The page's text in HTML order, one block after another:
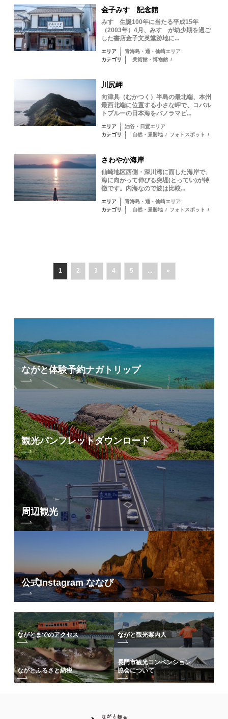
金子みすゞ記念館
みすゞ生誕100年に当たる平成15年
（2003年）4月、みすゞが幼少期を過ご
した書店金子文英堂跡地に...
エリア
青海島・通・仙崎エリア
カテゴリ
美術館・博物館 /
川尻岬
向津具（むかつく）半島の最北端、本州
最西北端に位置する小さな岬で、コバル
トブルーの日本海をパノラマビ...
エリア
油谷・日置エリア
カテゴリ
自然・景勝地 / フォトスポット /
さわやか海岸
仙崎地区西側・深川湾に面した海岸で、
海に向かって伸びる突堤(とってい)が特
徴です。内海なので波は比較...
エリア
青海島・通・仙崎エリア
カテゴリ
自然・景勝地 / フォトスポット /
1 2 3 4 5 ... »
ながと体験予約ナガトリップ
観光パンフレットダウンロード
周辺観光
公式Instagram ななび
ながとまでのアクセス ながと観光案内人
ながとふるさと納税
長門市観光コンベンション
協会について